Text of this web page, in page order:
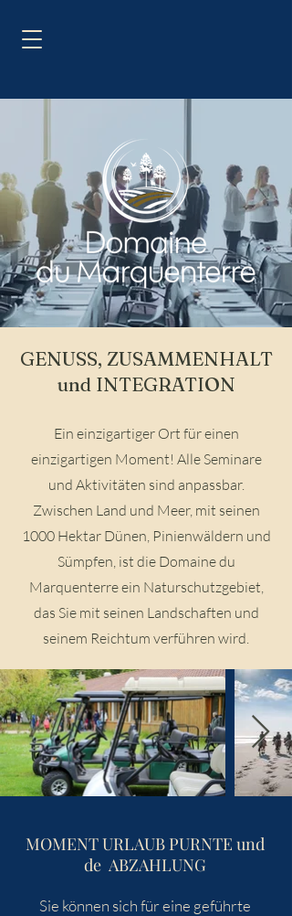
GENUSS, ZUSAMMENHALT
und INTEGRATION
Ein einzigartiger Ort für einen
einzigartigen Moment! Alle Seminare
und Aktivitäten sind anpassbar.
Zwischen Land und Meer, mit seinen
1000 Hektar Dünen, Pinienwäldern und
Sümpfen, ist die Domaine du
Marquenterre ein Naturschutzgebiet,
das Sie mit seinen Landschaften und
seinem Reichtum verführen wird.
MOMENT URLAUB PURNTE und
de ABZAHLUNG
Sie können sich für eine geführte